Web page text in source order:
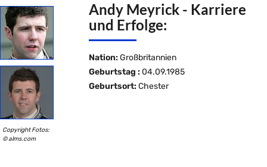
Copyright Fotos:
© alms.com
Andy Meyrick - Karriere
und Erfolge:
Nation: Großbritannien
Geburtstag : 04.09.1985
Geburtsort: Chester